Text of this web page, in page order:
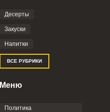
Десерты
Закуски
Напитки
ВСЕ РУБРИКИ
Меню
Политика